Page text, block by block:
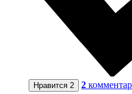
Нравится 2 2